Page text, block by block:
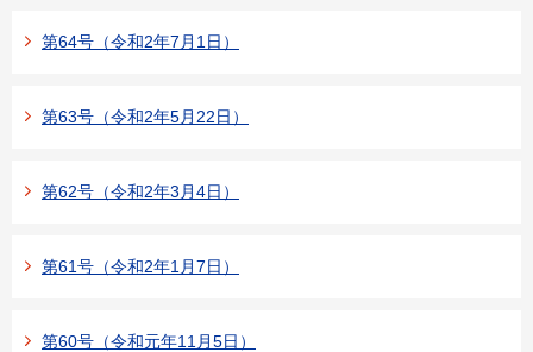
第64号（令和2年7月1日）
第63号（令和2年5月22日）
第62号（令和2年3月4日）
第61号（令和2年1月7日）
第60号（令和元年11月5日）